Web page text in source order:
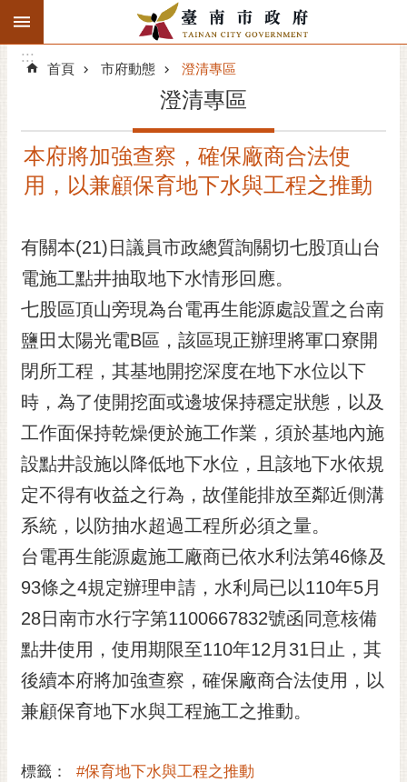
跳到主要內容區塊
搜
階
精彩府城
市府團隊
主題服務
市政資訊
市民互動
黃
偉
哲
螢
光
花
泉
桐
花
祭
網
站
:::
:::
首頁 市府動態 澄清專區
澄清專區
本府將加強查察，確保廠商合法使
用，以兼顧保育地下水與工程之推動
有關本(21)日議員市政總質詢關切七股頂山台
電施工點井抽取地下水情形回應。
七股區頂山旁現為台電再生能源處設置之台南
鹽田太陽光電B區，該區現正辦理將軍口寮開
閉所工程，其基地開挖深度在地下水位以下
時，為了使開挖面或邊坡保持穩定狀態，以及
工作面保持乾燥便於施工作業，須於基地內施
設點井設施以降低地下水位，且該地下水依規
定不得有收益之行為，故僅能排放至鄰近側溝
系統，以防抽水超過工程所必須之量。
台電再生能源處施工廠商已依水利法第46條及
93條之4規定辦理申請，水利局已以110年5月
28日南市水行字第1100667832號函同意核備
點井使用，使用期限至110年12月31日止，其
後續本府將加強查察，確保廠商合法使用，以
兼顧保育地下水與工程施工之推動。
標籤： #保育地下水與工程之推動